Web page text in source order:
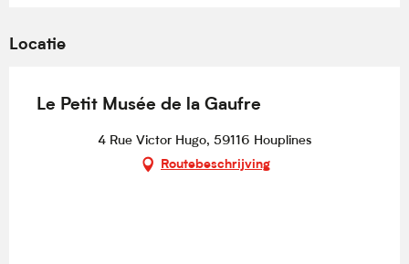
Locatie
Le Petit Musée de la Gaufre
4 Rue Victor Hugo, 59116 Houplines
Routebeschrijving